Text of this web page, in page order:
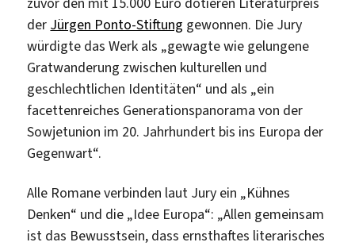
der Jürgen Ponto-Stiftung gewonnen. Die Jury
würdigte das Werk als „gewagte wie gelungene
Gratwanderung zwischen kulturellen und
geschlechtlichen Identitäten“ und als „ein
facettenreiches Generationspanorama von der
Sowjetunion im 20. Jahrhundert bis ins Europa der
Gegenwart“.
Alle Romane verbinden laut Jury ein „Kühnes
Denken“ und die „Idee Europa“: „Allen gemeinsam
ist das Bewusstsein, dass ernsthaftes literarisches